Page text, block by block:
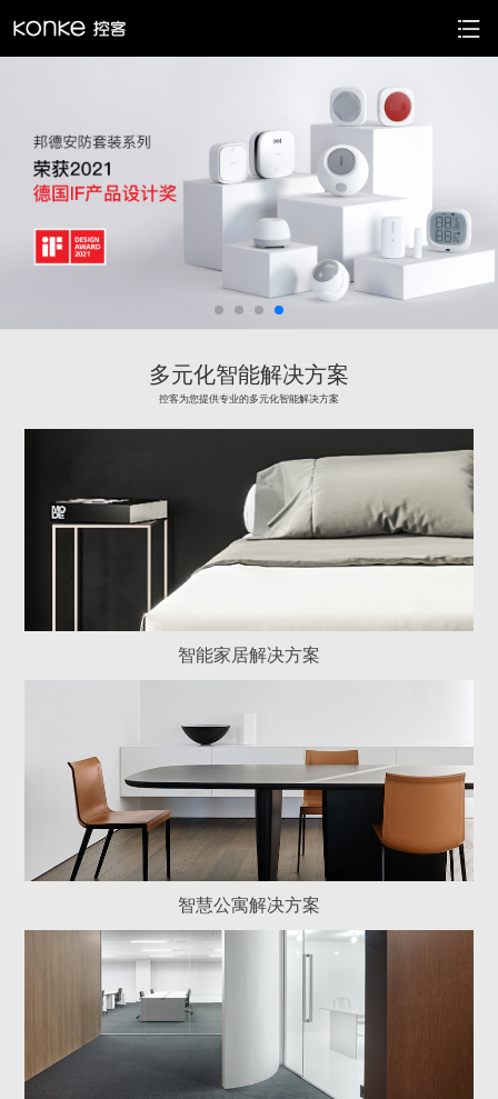
多元化智能解决方案
控客为您提供专业的多元化智能解决方案
智能家居解决方案
智慧公寓解决方案